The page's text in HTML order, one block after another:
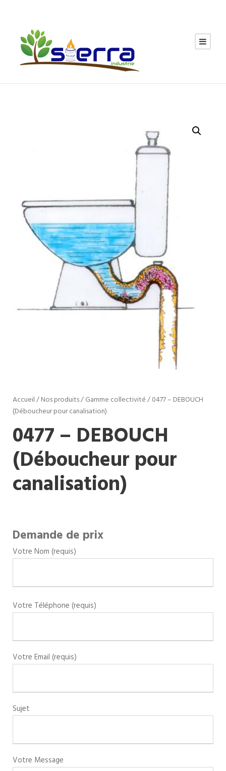
Accueil/Nos produits/Gamme collectivité/ 0477 – DEBOUCH
(Déboucheur pour canalisation)
0477 – DEBOUCH
(Déboucheur pour
canalisation)
Demande de prix
Votre Nom (requis)
Votre Téléphone (requis)
Votre Email (requis)
Sujet
Votre Message